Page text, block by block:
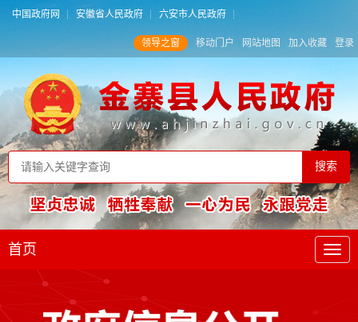
中国政府网 安徽省人民政府 六安市人民政府
领导之窗 移动门户 网站地图 加入收藏 登录
首页